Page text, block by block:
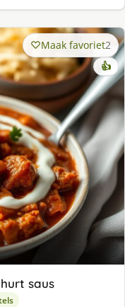
Maak favoriet2
👍
saus